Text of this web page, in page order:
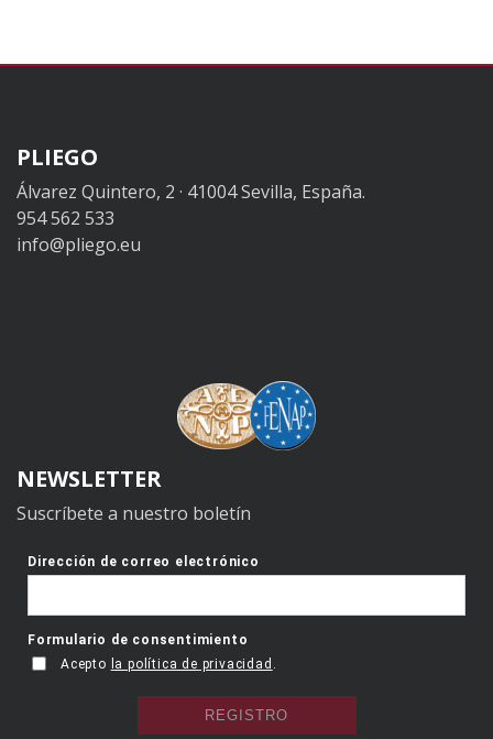
PLIEGO
Álvarez Quintero, 2 · 41004 Sevilla, España.
954 562 533
info@pliego.eu
NEWSLETTER
Suscríbete a nuestro boletín